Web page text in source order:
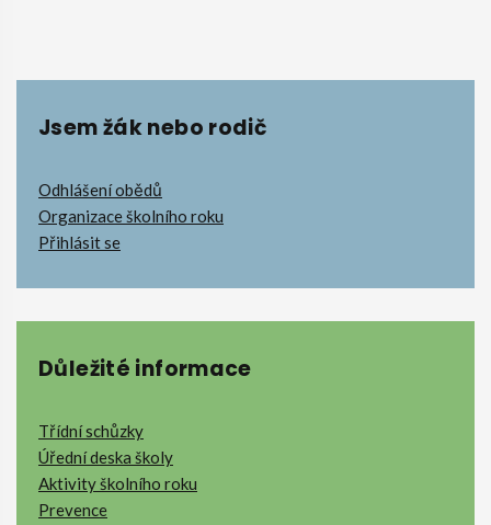
Jsem žák nebo rodič
Odhlášení obědů
Organizace školního roku
Přihlásit se
Důležité informace
Třídní schůzky
Úřední deska školy
Aktivity školního roku
Prevence